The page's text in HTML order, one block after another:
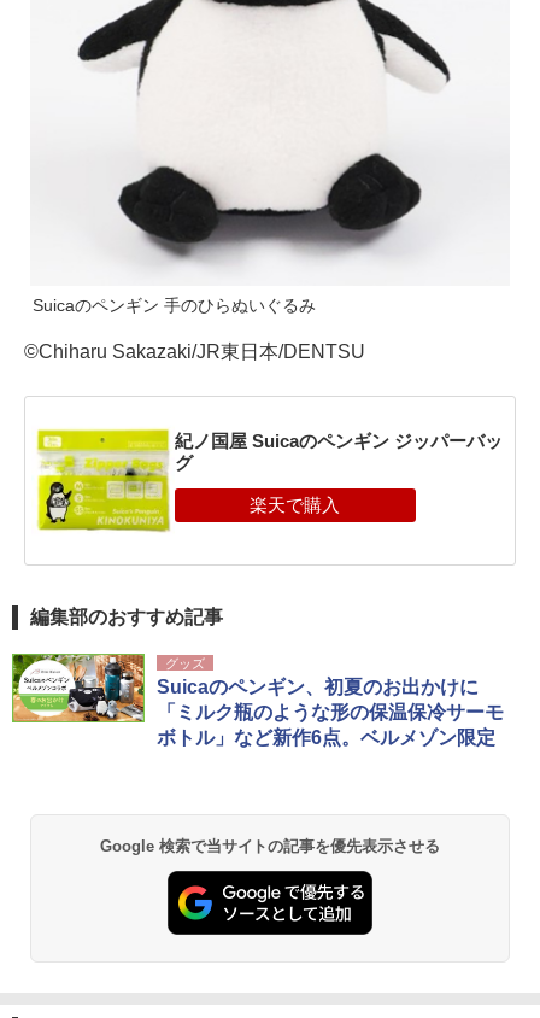
Suicaのペンギン 手のひらぬいぐるみ
©Chiharu Sakazaki/JR東日本/DENTSU
紀ノ国屋 Suicaのペンギン ジッパーバッ
グ
編集部のおすすめ記事
グッズ
Suicaのペンギン、初夏のお出かけに
「ミルク瓶のような形の保温保冷サーモ
ボトル」など新作6点。ベルメゾン限定
Google 検索で当サイトの記事を優先表示させる